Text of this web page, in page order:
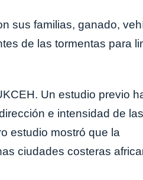
sus familias, ganado,
de las tormentas para
Un estudio previo
e intensidad de las
estudio mostró que la
ciudades costeras